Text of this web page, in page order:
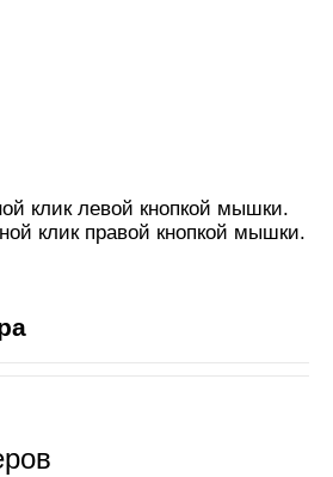
клик левой кнопкой мышки.
клик правой кнопкой мышки.